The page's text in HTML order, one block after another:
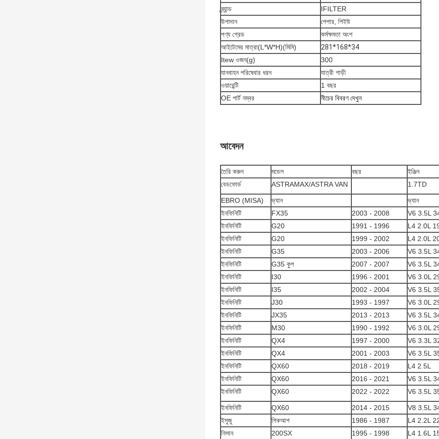
ব্র্যান্ড
IFILTER
উপাদান
পেপার, পিইউ
পণ্য গ্রেড
কর্মক্ষমতা অংশ
আইটেমের মাত্রা(L*W*H)(মিমি)
281*168*34
Itew ওজন(g)
300
যানবাহন পরিষেবার ধরন
যাত্রী গাড়ী
ওয়ারেন্টি
1 বছর
OE পার্ট নম্বর
নীচের বিবরণ দেখুন
আবেদন
তৈরি করুন মডেল বছর
ইঞ্জিন
বেডফোর্ড
ASTRAMAX/ASTRA VAN 1.7TD
EBRO (MISA) ভ্যান
ভ্যান
ইনফিনিটি
FX35 2003 - 2008
V6 3.5L
ইনফিনিটি
G20 1991 - 1996
L4 2.0L
ইনফিনিটি
G20 1999 - 2002
L4 2.0L
ইনফিনিটি
G35 2003 - 2006
V6 3.5L
ইনফিনিটি
G35 কুপ 2007 - 2007
V6 3.5L
ইনফিনিটি
I30 1996 - 2001
V6 3.0L
ইনফিনিটি
I35 2002 - 2004
V6 3.5L
ইনফিনিটি
J30 1993 - 1997
V6 3.0L
ইনফিনিটি
JX35 2013 - 2013
V6 3.5L
ইনফিনিটি
M30 1990 - 1992
V6 3.0L
ইনফিনিটি
QX4 1997 - 2000
V6 3.3L
ইনফিনিটি
QX4 2001 - 2003
V6 3.5L
ইনফিনিটি
QX60 2018 - 2019
L4 2.5L
ইনফিনিটি
QX60 2016 - 2021
V6 3.5L
ইনফিনিটি
QX60 2022 - 2022 V6 3.5L
ইনফিনিটি QX60 2014 - 2015
V8 3.5L
ইসুজু
পিকআপ 1986 - 1987
L4 2.2L
নিসান
200SX 1995 - 1998 L4 1.6L